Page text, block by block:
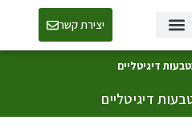
יצירת קשר
דיגיטליים
דיגיטליים